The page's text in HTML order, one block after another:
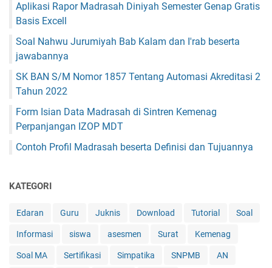
Aplikasi Rapor Madrasah Diniyah Semester Genap Gratis
Basis Excell
Soal Nahwu Jurumiyah Bab Kalam dan I'rab beserta
jawabannya
SK BAN S/M Nomor 1857 Tentang Automasi Akreditasi 2
Tahun 2022
Form Isian Data Madrasah di Sintren Kemenag
Perpanjangan IZOP MDT
Contoh Profil Madrasah beserta Definisi dan Tujuannya
KATEGORI
Edaran Guru Juknis Download Tutorial Soal
Informasi siswa asesmen Surat Kemenag
Soal MA Sertifikasi Simpatika SNPMB AN